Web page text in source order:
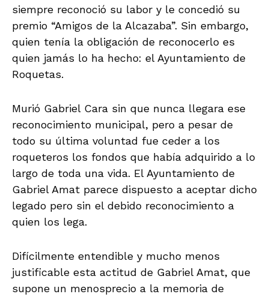
siempre reconoció su labor y le concedió su
premio “Amigos de la Alcazaba”. Sin embargo,
quien tenía la obligación de reconocerlo es
quien jamás lo ha hecho: el Ayuntamiento de
Roquetas.
Murió Gabriel Cara sin que nunca llegara ese
reconocimiento municipal, pero a pesar de
todo su última voluntad fue ceder a los
roqueteros los fondos que había adquirido a lo
largo de toda una vida. El Ayuntamiento de
Gabriel Amat parece dispuesto a aceptar dicho
legado pero sin el debido reconocimiento a
quien los lega.
Difícilmente entendible y mucho menos
justificable esta actitud de Gabriel Amat, que
supone un menosprecio a la memoria de